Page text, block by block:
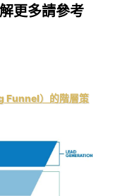
更多請參考
Funnel）的階層策